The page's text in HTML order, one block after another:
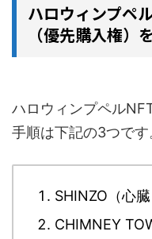
ハロウィンプペ
（優先購入権）
ハロウィンプペル
手順は下記の3つです
SHINZO（心
CHIMNEY